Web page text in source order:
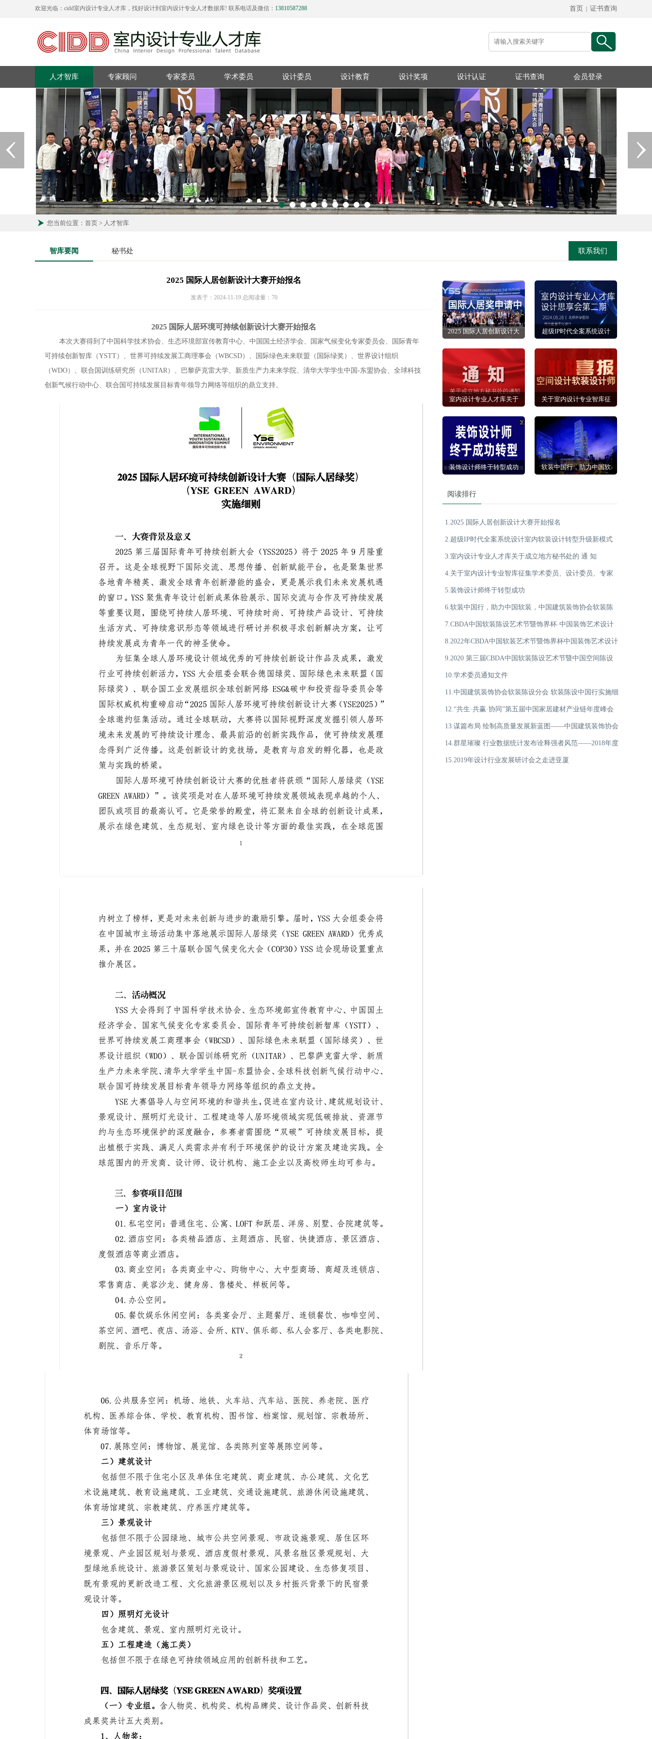
欢迎光临：cidd室内设计专业人才库，找好设计到室内设计专业人才数据库! 联系电话及微信： 13810587288 首页 证书查询
人才智库 专家顾问 专家委员 学术委员 设计委员 设计教育 设计奖项 设计认证 证书查询 会员登录
您当前位置：首页 > 人才智库
智库要闻 秘书处 联系我们
2025 国际人居创新设计大赛开始报名
发表于：2024-11-19 总阅读量：70
2025 国际人居环境可持续创新设计大赛开始报名
本次大赛得到了中国科学技术协会、生态环境部宣传教育中心、中国国土经济学会、国家气候变化专家委员会、国际青年
可持续创新智库（YSTT）、世界可持续发展工商理事会（WBCSD）、国际绿色未来联盟（国际绿奖）、世界设计组织
（WDO）、联合国训练研究所（UNITAR）、巴黎萨克雷大学、新质生产力未来学院、清华大学学生中国-东盟协会、全球科技
创新气候行动中心、联合国可持续发展目标青年领导力网络等组织的鼎立支持。
2025 国际人居创新设计大
查看详情
超级IP时代全案系统设计
模式
查看详情
室内设计专业人才库关于
查看详情
关于室内设计专业智库征
专家委员的通知
查看详情
装饰设计师终于转型成功
软装中国行，助力中国软
阅读排行
1.2025 国际人居创新设计大赛开始报名
2.超级IP时代全案系统设计室内软装设计转型升级新模式
3.室内设计专业人才库关于成立地方秘书处的 通 知
4.关于室内设计专业智库征集学术委员、设计委员、专家
委员的通知
5.装饰设计师终于转型成功
6.软装中国行，助力中国软装，中国建筑装饰协会软装陈
设分会
7.CBDA中国软装陈设艺术节暨饰界杯·中国装饰艺术设计
大赛
8.2022年CBDA中国软装艺术节暨饰界杯中国装饰艺术设计
大奖赛
9.2020 第三届CBDA中国软装陈设艺术节暨中国空间陈设
艺术发展高峰论坛”圆满收官
10.学术委员通知文件
11.中国建筑装饰协会软装陈设分会 软装陈设中国行实施细
则
12.“共生·共赢·协同”第五届中国家居建材产业链年度峰会
在广州隆重举行
13.谋篇布局 绘制高质量发展新蓝图——中国建筑装饰协会
八届四次理事会、常务理事会暨2019年中国建筑工程装饰
奖发布会成功召开
14.群星璀璨 行业数据统计发布诠释强者风范——2018年度
中国建筑装饰行业综合数据统计发布会举行
15.2019年设计行业发展研讨会之走进亚厦